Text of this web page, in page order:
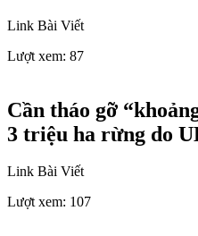
Link Bài Viết
Lượt xem: 87
Cần tháo gỡ
3 triệu ha rừng do
Link Bài Viết
Lượt xem: 107